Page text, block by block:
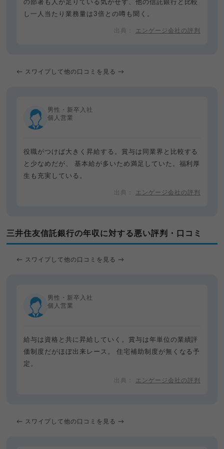
の部署も人が足りている気がせず、他の信託銀行と比較
し一人当たり業務量は3倍との噂も聞く。
エンゲージ会社の評判
← スワイプして他の口コミを見る →
男性・新卒入社
個人営業
役職がつけば大きく昇給する。賞与は同業界と比較する
と少なめだが、 基本給が多いため満足していた。福利厚
生も充実している。
エンゲージ会社の評判
三井住友信託銀行の年収に対する悪い評判・口コミ
← スワイプして他の口コミを見る →
男性・新卒入社
個人営業
給与は資格と共に昇給していく。賞与は年単位の業績評
価制度だがほぼ出来レース。 住宅補助制度が無くなる予
定。
エンゲージ会社の評判
← スワイプして他の口コミを見る →